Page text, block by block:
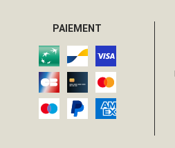
PAIEMENT